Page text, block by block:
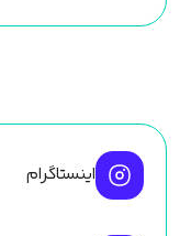
اینستاگرام